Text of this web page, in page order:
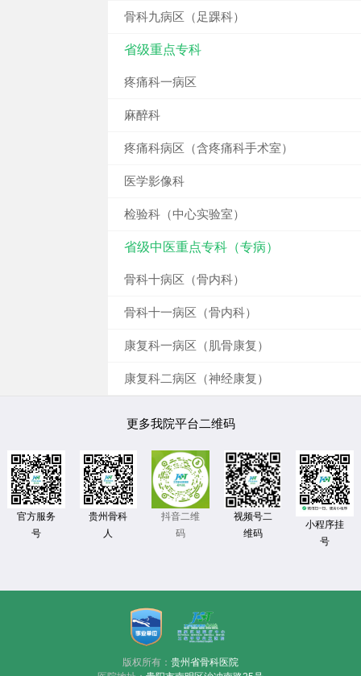
骨科九病区（足踝科）
省级重点专科
疼痛科一病区
麻醉科
疼痛科病区（含疼痛科手术室）
医学影像科
检验科（中心实验室）
省级中医重点专科（专病）
骨科十病区（骨内科）
骨科十一病区（骨内科）
康复科一病区（肌骨康复）
康复科二病区（神经康复）
更多我院平台二维码
官方服务
号
贵州骨科
人
抖音二维
码
视频号二
维码
小程序挂
号
版权所有： 贵州省骨科医院